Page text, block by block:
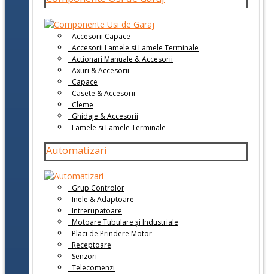
Accesorii Capace
Accesorii Lamele si Lamele Terminale
Actionari Manuale & Accesorii
Axuri & Accesorii
Capace
Casete & Accesorii
Cleme
Ghidaje & Accesorii
Lamele si Lamele Terminale
Automatizari
Grup Controlor
Inele & Adaptoare
Intrerupatoare
Motoare Tubulare și Industriale
Placi de Prindere Motor
Receptoare
Senzori
Telecomenzi